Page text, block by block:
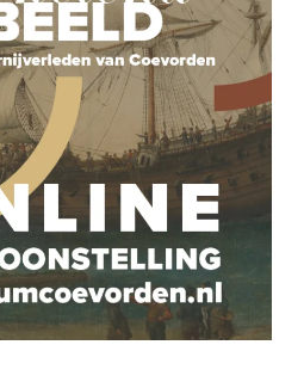
T
E
N
Z
O
E
K
E
E
R
G
A
N